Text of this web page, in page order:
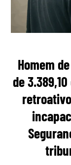
Homem
de